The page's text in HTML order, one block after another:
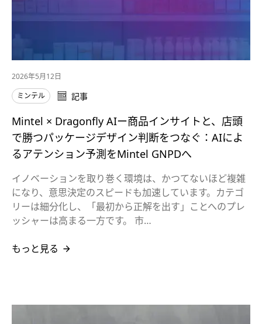
2026年5月12日
ミンテル
記事
Mintel × Dragonfly AIー商品インサイトと、店頭
で勝つパッケージデザイン判断をつなぐ：AIによ
るアテンション予測をMintel GNPDへ
イノベーションを取り巻く環境は、かつてないほど複雑
になり、意思決定のスピードも加速しています。カテゴ
リーは細分化し、「最初から正解を出す」ことへのプレ
ッシャーは高まる一方です。 市…
もっと見る